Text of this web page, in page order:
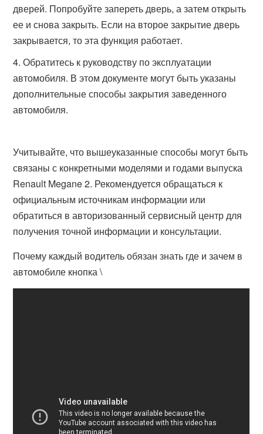
дверей. Попробуйте запереть дверь, а затем открыть
ее и снова закрыть. Если на второе закрытие дверь
закрывается, то эта функция работает.
Обратитесь к руководству по эксплуатации
автомобиля. В этом документе могут быть указаны
дополнительные способы закрытия заведенного
автомобиля.
Учитывайте, что вышеуказанные способы могут быть
связаны с конкретными моделями и годами выпуска
Renault Megane 2. Рекомендуется обращаться к
официальным источникам информации или
обратиться в авторизованный сервисный центр для
получения точной информации и консультации.
Почему каждый водитель обязан знать где и зачем в
автомобиле кнопка \